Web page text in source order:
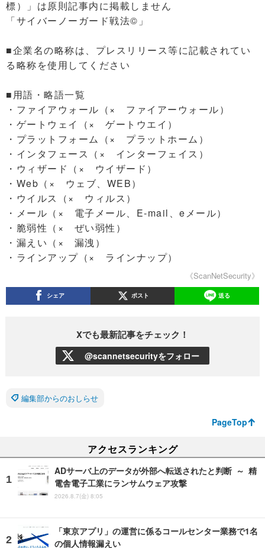
標）」は原則記事内に掲載しません
「サイバーノーガード戦法©」
■企業名の略称は、プレスリリース等に記載されてい
る略称を使用してください
■用語・略語一覧
・ファイアウォール（× ファイアーウォール）
・ゲートウェイ（× ゲートウエイ）
・プラットフォーム（× プラットホーム）
・インタフェース（× インターフェイス）
・ウィザード（× ウイザード）
・Web（× ウェブ、WEB）
・ウイルス（× ウィルス）
・メール（× 電子メール、E-mail、eメール）
・脆弱性（× ぜい弱性）
・漏えい（× 漏洩）
・ラインアップ（× ラインナップ）
《ScanNetSecurity》
シェア ポスト 送る
Xでも最新記事をチェック！
@scannetsecurityをフォロー
編集部からのおしらせ
PageTop
アクセスランキング
ADサーバ上のデータが外部へ転送されたと判断 ～ 精
電舎電子工業にランサムウェア攻撃
2026.8.7(金) 8:05
「東京アプリ」の運営に係るコールセンター業務で1名
の個人情報漏えい